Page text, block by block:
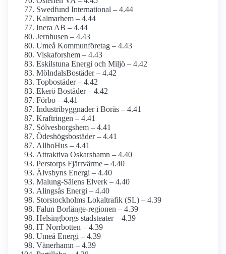
Swedfund International – 4.44
Kalmarhem – 4.44
Inera AB – 4.44
Jernhusen – 4.43
Umeå Kommunföretag – 4.43
Viskafors­hem – 4.43
Eskilstuna Energi och Miljö – 4.42
MölndalsBostäder – 4.42
Topbostäder – 4.42
Ekerö Bostäder – 4.42
Förbo – 4.41
Industribyggnader i Borås – 4.41
Kraftringen – 4.41
Sölvesborgshem – 4.41
Ödeshögsbostäder – 4.41
AllboHus – 4.41
Attraktiva Oskarshamn – 4.40
Perstorps Fjärrvärme – 4.40
Älvsbyns Energi – 4.40
Malung-Sälens Elverk – 4.40
Alingsås Energi – 4.40
Storstockholms Lokaltrafik (SL) – 4.39
Falun Borlänge-regionen – 4.39
Helsingborgs stadsteater – 4.39
IT Norrbotten – 4.39
Umeå Energi – 4.39
Vänerhamn – 4.39